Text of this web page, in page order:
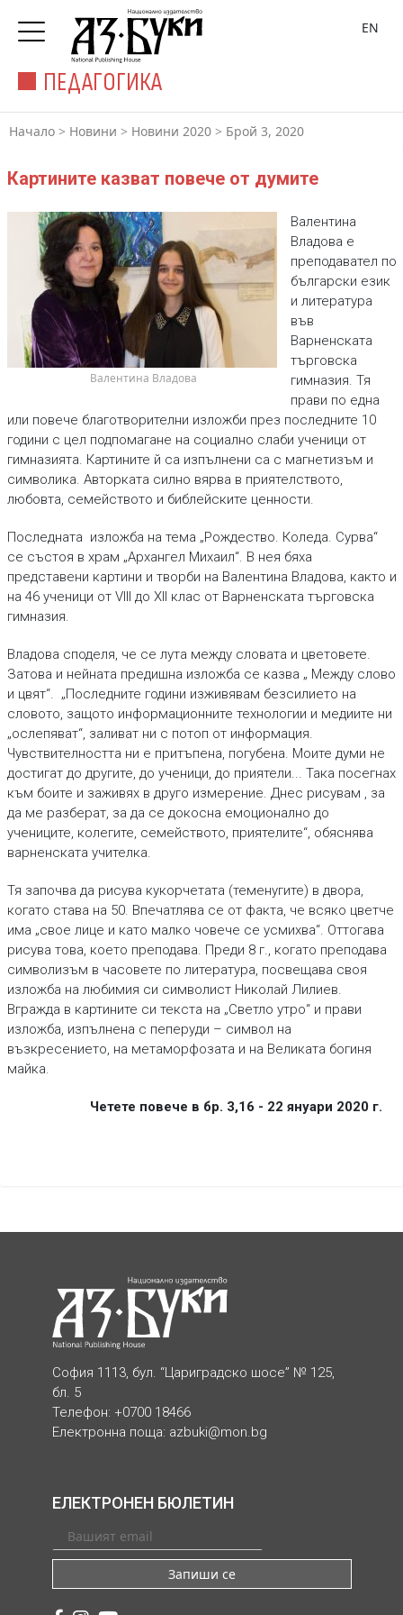
ПЕДАГОГИКА
EN
Начало > Новини > Новини 2020 > Брой 3, 2020
Картините казват повече от думите
Валентина Владова
Валентина
Владова е
преподавател по
български език
и литература
във
Варненската
търговска
гимназия. Тя
прави по една
или повече благотворителни изложби през последните 10
години с цел подпомагане на социално слаби ученици от
гимназията. Картините й са изпълнени са с магнетизъм и
символика. Авторката силно вярва в приятелството,
любовта, семейството и библейските ценности.
Последната изложба на тема „Рождество. Коледа. Сурва“
се състоя в храм „Архангел Михаил“. В нея бяха
представени картини и творби на Валентина Владова, както и
на 46 ученици от VIII до XII клас от Варненската търговска
гимназия.
Владова споделя, че се лута между словата и цветовете.
Затова и нейната предишна изложба се казва „ Между слово
и цвят“. „Последните години изживявам безсилието на
словото, защото информационните технологии и медиите ни
„ослепяват“, заливат ни с потоп от информация.
Чувствителността ни е притъпена, погубена. Моите думи не
достигат до другите, до ученици, до приятели... Така посегнах
към боите и заживях в друго измерение. Днес рисувам , за
да ме разберат, за да се докосна емоционално до
учениците, колегите, семейството, приятелите“, обяснява
варненската учителка.
Тя започва да рисува кукорчетата (теменугите) в двора,
когато става на 50. Впечатлява се от факта, че всяко цветче
има „свое лице и като малко човече се усмихва“. Оттогава
рисува това, което преподава. Преди 8 г., когато преподава
символизъм в часовете по литература, посвещава своя
изложба на любимия си символист Николай Лилиев.
Вгражда в картините си текста на „Светло утро“ и прави
изложба, изпълнена с пеперуди – символ на
възкресението, на метаморфозата и на Великата богиня
майка.
Четете повече в бр. 3,16 - 22 януари 2020 г.
София 1113, бул. “Цариградско шосе” № 125,
бл. 5
Телефон: +0700 18466
Електронна поща: azbuki@mon.bg
ЕЛЕКТРОНЕН БЮЛЕТИН
Запиши се